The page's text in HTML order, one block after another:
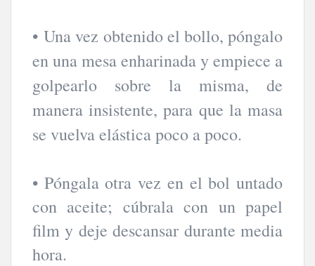
•Una vez obtenido el bollo, póngalo
en una mesa enharinada y empiece a
golpearlo sobre la misma, de
manera insistente, para que la masa
se vuelva elástica poco a poco.
• Póngala otra vez en el bol untado
con aceite; cúbrala con un papel
film y deje descansar durante media
hora.